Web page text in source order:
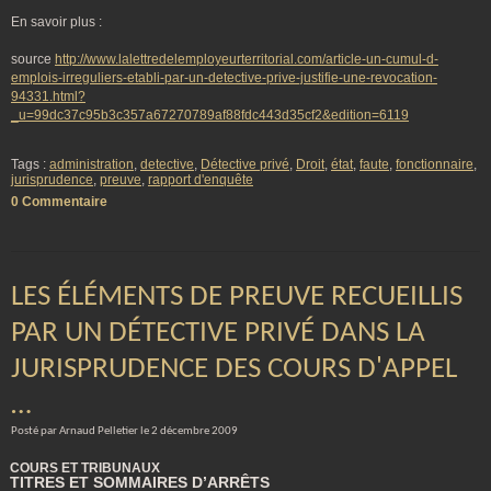
En savoir plus :
source http://www.lalettredelemployeurterritorial.com/article-un-cumul-d-
emplois-irreguliers-etabli-par-un-detective-prive-justifie-une-revocation-
94331.html?
_u=99dc37c95b3c357a67270789af88fdc443d35cf2&edition=6119
Tags : administration, detective, Détective privé, Droit, état, faute, fonctionnaire,
jurisprudence, preuve, rapport d'enquête
0 Commentaire
LES ÉLÉMENTS DE PREUVE RECUEILLIS
PAR UN DÉTECTIVE PRIVÉ DANS LA
JURISPRUDENCE DES COURS D'APPEL
…
Posté par Arnaud Pelletier le 2 décembre 2009
COURS ET TRIBUNAUX
TITRES ET SOMMAIRES D’ARRÊTS